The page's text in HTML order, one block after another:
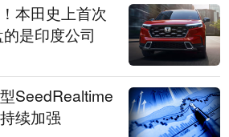
本田史上首次
是印度公司
SeedRealtime
续加强